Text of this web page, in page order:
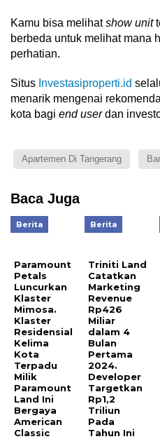
Kamu bisa melihatshow unit
berbeda untuk melihat mana
perhatian.
Situs Investasiproperti.id
menarik mengenai
kota bagi end userdan
Apartemen Di Tangerang
Baca Juga
Berita
Paramount
Petals
Luncurkan
Klaster
Mimosa.
Klaster
Residensial
Kelima
Kota
Terpadu
Milik
Paramount
Land Ini
Bergaya
American
Classic
Berita
Triniti Land
Catatkan
Marketing
Revenue
Rp426
Miliar
dalam 4
Bulan
Pertama
2024.
Developer
Targetkan
Rp1,2
Triliun
Pada
Tahun Ini